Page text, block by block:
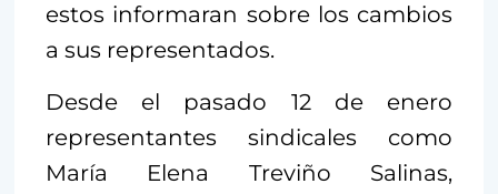
estos informaran sobre los cambios
a sus representados.
Desde el pasado 12 de enero
representantes sindicales como
María Elena Treviño Salinas,